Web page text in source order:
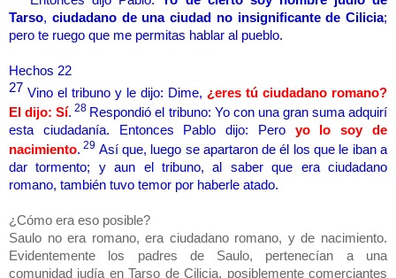
Tarso, ciudadano de una ciudad no insignificante de Cilicia;
pero te ruego que me permitas hablar al pueblo.
Hechos 22
27 Vino el tribuno y le dijo: Dime, ¿eres tú ciudadano romano?
El dijo: Sí. 28 Respondió el tribuno: Yo con una gran suma adquirí
esta ciudadanía. Entonces Pablo dijo: Pero yo lo soy de
nacimiento. 29 Así que, luego se apartaron de él los que le iban a
dar tormento; y aun el tribuno, al saber que era ciudadano
romano, también tuvo temor por haberle atado.
¿Cómo era eso posible?
Saulo no era romano, era ciudadano romano, y de nacimiento.
Evidentemente los padres de Saulo, pertenecían a una
comunidad judía en Tarso de Cilicia, posiblemente comerciantes